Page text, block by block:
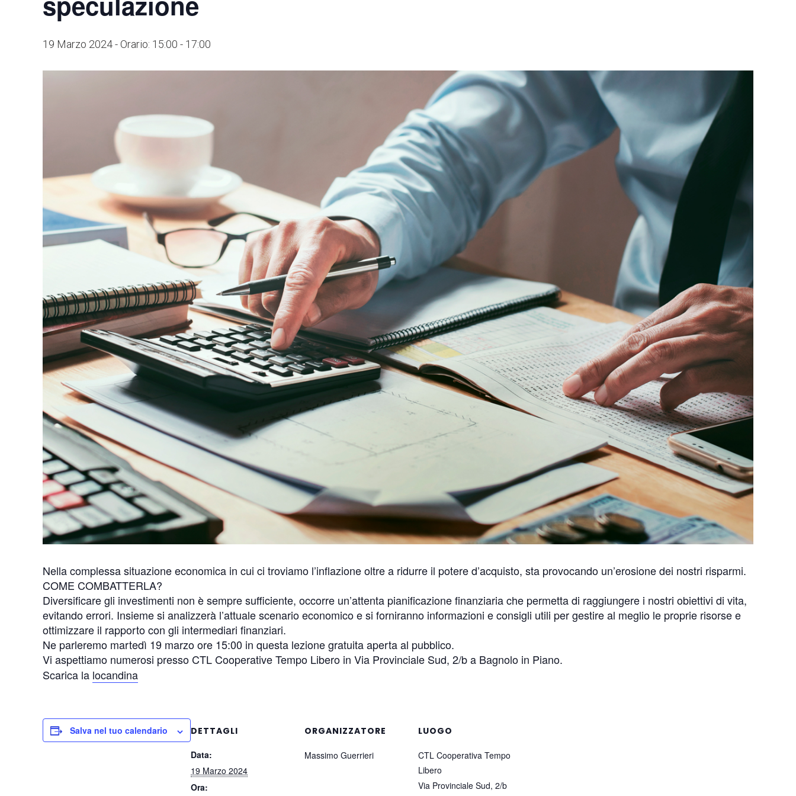
19 Marzo 2024 - Orario: 15:00 - 17:00
Nella complessa situazione economica in cui ci troviamo l’inflazione oltre a ridurre il potere d’acquisto, sta provocando un’erosione dei nostri risparmi.
COME COMBATTERLA?
Diversificare gli investimenti non è sempre sufficiente, occorre un’attenta pianificazione finanziaria che permetta di raggiungere i nostri obiettivi di vita,
evitando errori. Insieme si analizzerà l’attuale scenario economico e si forniranno informazioni e consigli utili per gestire al meglio le proprie risorse e
ottimizzare il rapporto con gli intermediari finanziari.
Ne parleremo martedì 19 marzo ore 15:00 in questa lezione gratuita aperta al pubblico.
Vi aspettiamo numerosi presso CTL Cooperative Tempo Libero in Via Provinciale Sud, 2/b a Bagnolo in Piano.
Scarica la locandina
Salva nel tuo calendario
DETTAGLI
Data:
19 Marzo 2024
Ora:
ORGANIZZATORE
Massimo Guerrieri
LUOGO
CTL Cooperativa Tempo
Libero
Via Provinciale Sud, 2/b